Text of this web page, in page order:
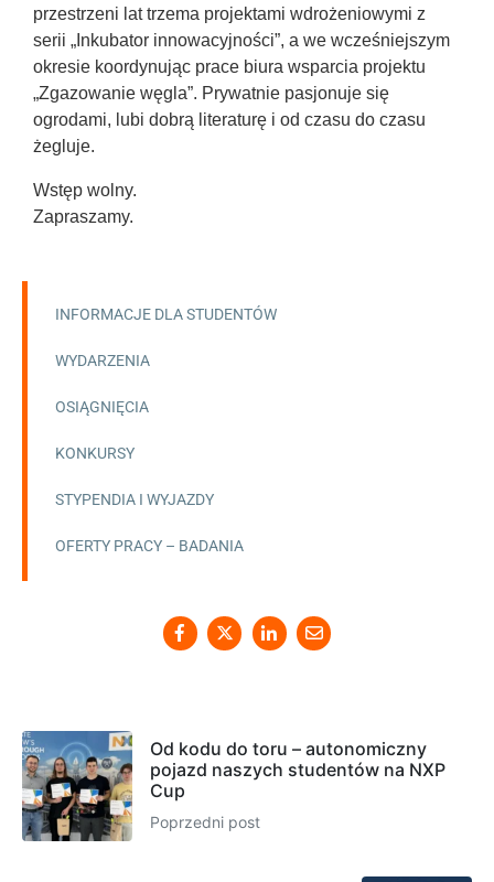
przestrzeni lat trzema projektami wdrożeniowymi z
serii „Inkubator innowacyjności”, a we wcześniejszym
okresie koordynując prace biura wsparcia projektu
„Zgazowanie węgla”. Prywatnie pasjonuje się
ogrodami, lubi dobrą literaturę i od czasu do czasu
żegluje.
Wstęp wolny.
Zapraszamy.
INFORMACJE DLA STUDENTÓW
WYDARZENIA
OSIĄGNIĘCIA
KONKURSY
STYPENDIA I WYJAZDY
OFERTY PRACY – BADANIA
Od kodu do toru – autonomiczny
pojazd naszych studentów na NXP
Cup
Poprzedni post